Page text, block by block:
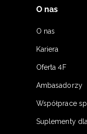
O nas
O nas
Kariera
Oferta 4F
Ambasadorzy
Współprace
Suplementy